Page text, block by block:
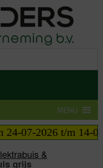
MENU
2026 t/m 14-08-
&
grijs